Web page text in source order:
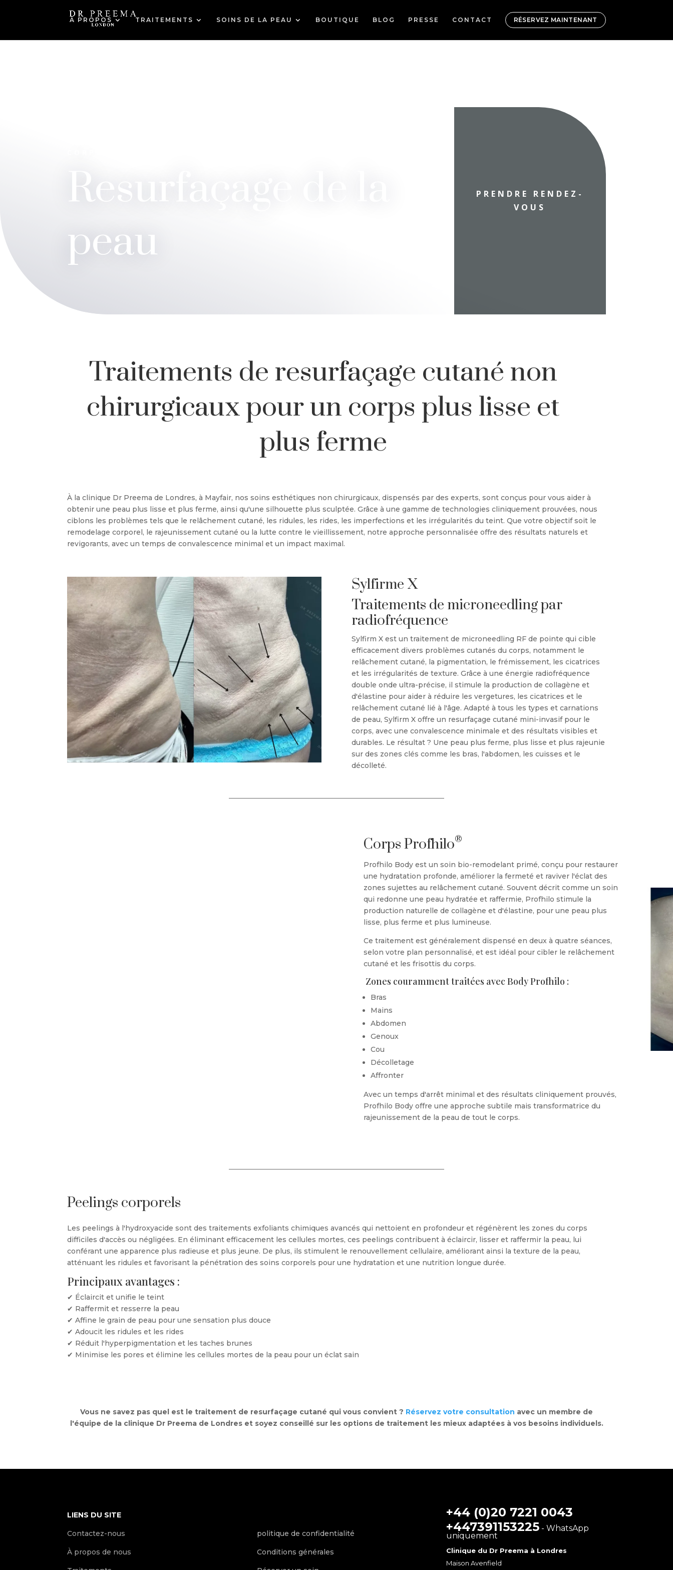
À PROPOS TRAITEMENTS SOINS DE LA PEAU BOUTIQUE BLOG PRESSE CONTACT RÉSERVEZ MAINTENANT
Resurfaçage de la
peau
PRENDRE RENDEZ-
VOUS
Traitements de resurfaçage cutané non
chirurgicaux pour un corps plus lisse et
plus ferme
À la clinique Dr Preema de Londres, à Mayfair, nos soins esthétiques non chirurgicaux, dispensés par des experts, sont conçus pour vous aider à
obtenir une peau plus lisse et plus ferme, ainsi qu'une silhouette plus sculptée. Grâce à une gamme de technologies cliniquement prouvées, nous
ciblons les problèmes tels que le relâchement cutané, les ridules, les rides, les imperfections et les irrégularités du teint. Que votre objectif soit le
remodelage corporel, le rajeunissement cutané ou la lutte contre le vieillissement, notre approche personnalisée offre des résultats naturels et
revigorants, avec un temps de convalescence minimal et un impact maximal.
Sylfirme X
Traitements de microneedling par
radiofréquence
Sylfirm X est un traitement de microneedling RF de pointe qui cible
efficacement divers problèmes cutanés du corps, notamment le
relâchement cutané, la pigmentation, le frémissement, les cicatrices
et les irrégularités de texture. Grâce à une énergie radiofréquence
double onde ultra-précise, il stimule la production de collagène et
d'élastine pour aider à réduire les vergetures, les cicatrices et le
relâchement cutané lié à l'âge. Adapté à tous les types et carnations
de peau, Sylfirm X offre un resurfaçage cutané mini-invasif pour le
corps, avec une convalescence minimale et des résultats visibles et
durables. Le résultat ? Une peau plus ferme, plus lisse et plus rajeunie
sur des zones clés comme les bras, l'abdomen, les cuisses et le
décolleté.
Corps Profhilo®
Profhilo Body est un soin bio-remodelant primé, conçu pour restaurer
une hydratation profonde, améliorer la fermeté et raviver l'éclat des
zones sujettes au relâchement cutané. Souvent décrit comme un soin
qui redonne une peau hydratée et raffermie, Profhilo stimule la
production naturelle de collagène et d'élastine, pour une peau plus
lisse, plus ferme et plus lumineuse.
Ce traitement est généralement dispensé en deux à quatre séances,
selon votre plan personnalisé, et est idéal pour cibler le relâchement
cutané et les frisottis du corps.
Zones couramment traitées avec Body Profhilo :
Bras
Mains
Abdomen
Genoux
Cou
Décolletage
Affronter
Avec un temps d'arrêt minimal et des résultats cliniquement prouvés,
Profhilo Body offre une approche subtile mais transformatrice du
rajeunissement de la peau de tout le corps.
Peelings corporels
Les peelings à l'hydroxyacide sont des traitements exfoliants chimiques avancés qui nettoient en profondeur et régénèrent les zones du corps
difficiles d'accès ou négligées. En éliminant efficacement les cellules mortes, ces peelings contribuent à éclaircir, lisser et raffermir la peau, lui
conférant une apparence plus radieuse et plus jeune. De plus, ils stimulent le renouvellement cellulaire, améliorant ainsi la texture de la peau,
atténuant les ridules et favorisant la pénétration des soins corporels pour une hydratation et une nutrition longue durée.
Principaux avantages :
✔ Éclaircit et unifie le teint
✔ Raffermit et resserre la peau
✔ Affine le grain de peau pour une sensation plus douce
✔ Adoucit les ridules et les rides
✔ Réduit l'hyperpigmentation et les taches brunes
✔ Minimise les pores et élimine les cellules mortes de la peau pour un éclat sain
Vous ne savez pas quel est le traitement de resurfaçage cutané qui vous convient ? Réservez votre consultation avec un membre de
l'équipe de la clinique Dr Preema de Londres et soyez conseillé sur les options de traitement les mieux adaptées à vos besoins individuels.
LIENS DU SITE
Contactez-nous
À propos de nous
politique de confidentialité
Conditions générales
+44 (0)20 7221 0043
+447391153225- WhatsApp
uniquement
Clinique du Dr Preema à Londres
Maison Avenfield